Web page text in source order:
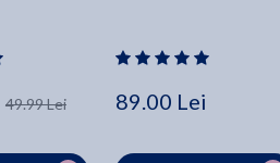
49.99 Lei 89.00 Lei